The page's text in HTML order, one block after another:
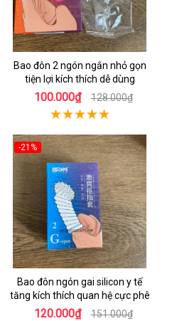
Bao đôn 2 ngón ngắn nhỏ gọn
tiện lợi kích thích dễ dùng
100.000₫ 128.000₫
-21%
Bao đôn ngón gai silicon y tế
tăng kích thích quan hệ cực phê
120.000₫ 151.000₫